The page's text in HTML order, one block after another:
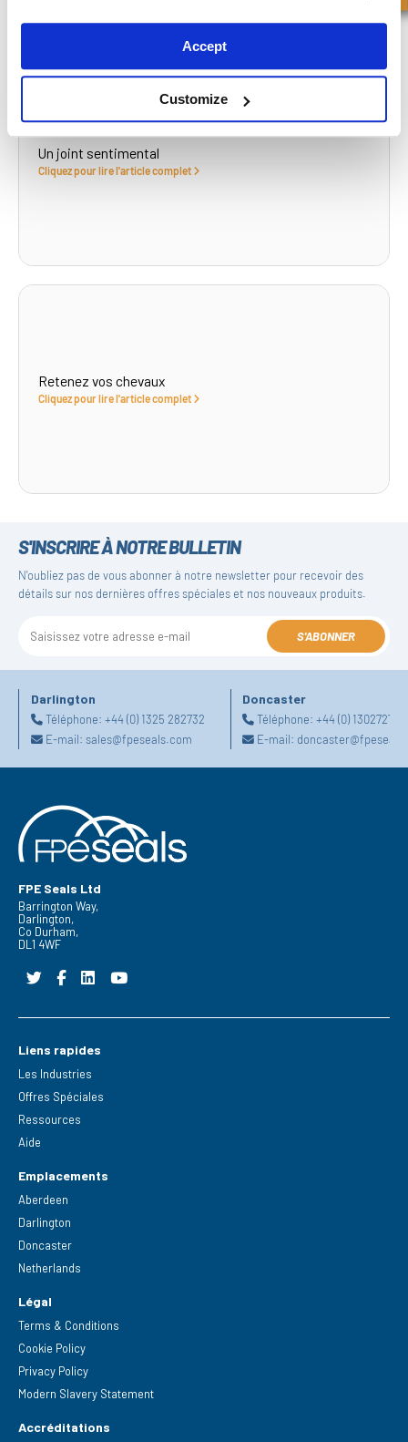
Accept
Customize
Un joint sentimental
Cliquez pour lire l'article complet
Retenez vos chevaux
Cliquez pour lire l'article complet
S'INSCRIRE À NOTRE BULLETIN
N'oubliez pas de vous abonner à notre newsletter pour recevoir des
détails sur nos dernières offres spéciales et nos nouveaux produits.
S'ABONNER
Darlington
Téléphone: +44 (0) 1325 282732
E-mail: sales@fpeseals.com
Doncaster
Téléphone:+44 (0)
E-mail:
FPE Seals Ltd
Barrington Way,
Darlington,
Co Durham,
DL1 4WF
Liens rapides
Les Industries
Offres Spéciales
Ressources
Aide
Emplacements
Aberdeen
Darlington
Doncaster
Netherlands
Légal
Terms & Conditions
Cookie Policy
Privacy Policy
Modern Slavery Statement
Accréditations